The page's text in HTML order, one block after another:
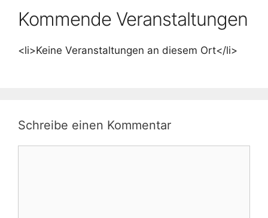
Kommende Veranstaltungen
<li>Keine Veranstaltungen an diesem Ort</li>
Schreibe einen Kommentar